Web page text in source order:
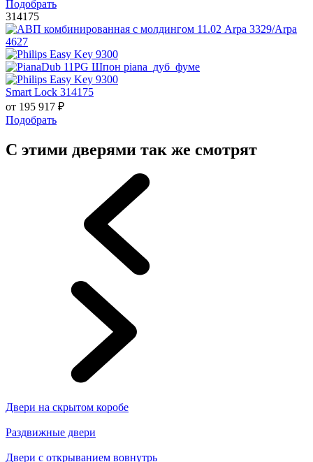
Подобрать
314175
Smart Lock 314175
от 195 917 ₽
Подобрать
С этими дверями так же смотрят
Двери на скрытом коробе
Раздвижные двери
Двери с открыванием вовнутрь